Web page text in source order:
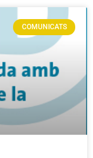
COMUNICATS